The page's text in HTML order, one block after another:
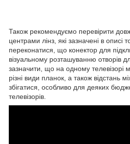
Також рекомендуємо перевірити
центрами лінз, які зазначені в описі
переконатися, що конектор для
візуальному розташуванню отворів
зазначити, що на одному телевізорі
різні види планок, а також відстань
збігатися, особливо для деяких
телевізорів.